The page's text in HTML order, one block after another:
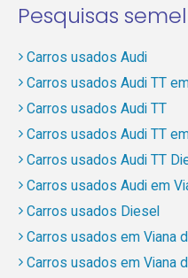
Pesquisas
Carros usados Audi
Carros usados Audi TT
Carros usados Audi TT
Carros usados Audi TT
Carros usados Audi TT
Carros usados Audi em
Carros usados Diesel
Carros usados em Viana
Carros usados em Viana